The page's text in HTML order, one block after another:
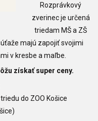
Rozprávkový
zverinec je určená
triedam MŠ a ZŠ
majú zapojiť svojimi
v kresbe a maľbe.
získať super ceny.
do ZOO Košice